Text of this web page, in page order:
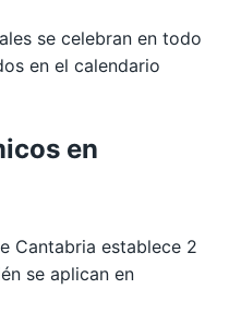
se celebran en todo
en el calendario
en
Cantabria establece 2
se aplican en